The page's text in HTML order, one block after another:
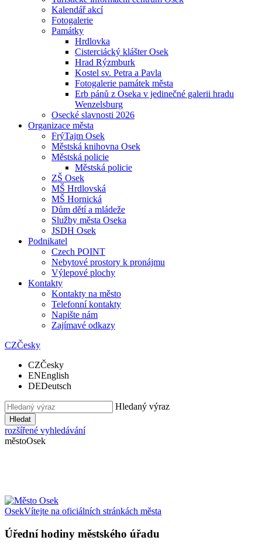
Kalendář akcí
Fotogalerie
Památky
Hrdlovka
Cisterciácký klášter Osek
Hrad Rýzmburk
Kostel sv. Petra a Pavla
Fotogalerie památek města
Erb pánů z Oseka v jedinečné galerii hradu
Wenzelsburg
Osecké slavnosti 2026
Organizace města
FrýTajm Osek
Městská knihovna Osek
Městská policie
Městská policie
ZŠ Osek
MŠ Hrdlovská
MŠ Hornická
Dům dětí a mládeže
Služby města Oseka
JSDH Osek
Podnikatel
Czech POINT
Nebytové prostory k pronájmu
Výlepové plochy
Kontakty
Kontakty na město
Telefonní kontakty
Napište nám
Zajímavé odkazy
CZČesky
CZČesky
ENEnglish
DEDeutsch
Hledaný výraz
Hledat
rozšířené vyhledávání
městoOsek
OsekVítejte na oficiálních stránkách města
Úřední hodiny městského úřadu